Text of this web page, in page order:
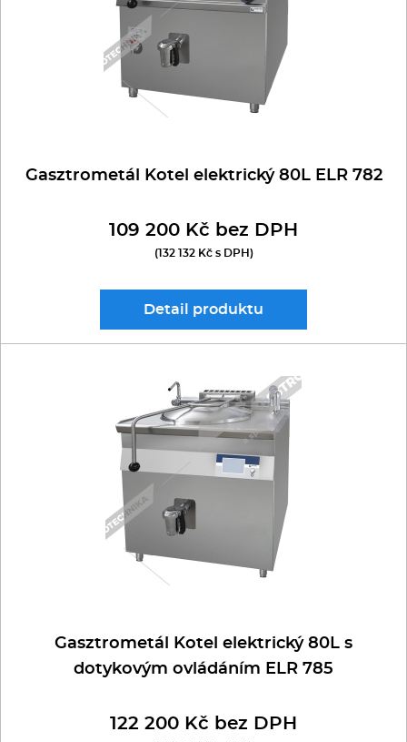
Kávovary
Řeznické stroje
Konvektomaty/Pece
Stolní zařízení
Multifunkce - speciály
Vařiče a výrobníky těstovin
Nástroje
Vodní lázně
GASTRONORM hranaté
Redfox PLYNOVÉ
RM LOTUS 700
RM LOTUS 900
Gasztrometál Kotel elektrický 80L ELR 782
109 200 Kč bez DPH
(132 132 Kč s DPH)
Detail produktu
Gasztrometál Kotel elektrický 80L s
dotykovým ovládáním ELR 785
122 200 Kč bez DPH